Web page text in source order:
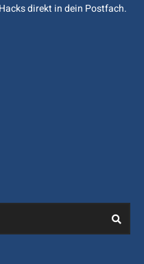
direkt in dein Postfach.